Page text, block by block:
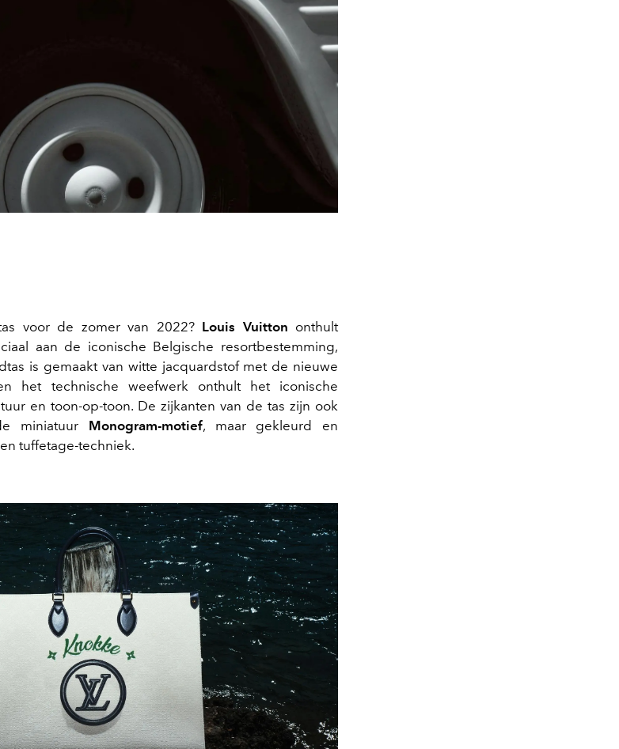
voor de zomer van 2022? Louis Vuitton onthult
aan de iconische Belgische resortbestemming,
is gemaakt van witte jacquardstof met de nieuwe
het technische weefwerk onthult het iconische
en toon-op-toon. De zijkanten van de tas zijn ook
miniatuur Monogram-motief, maar gekleurd en
tuffetage-techniek.